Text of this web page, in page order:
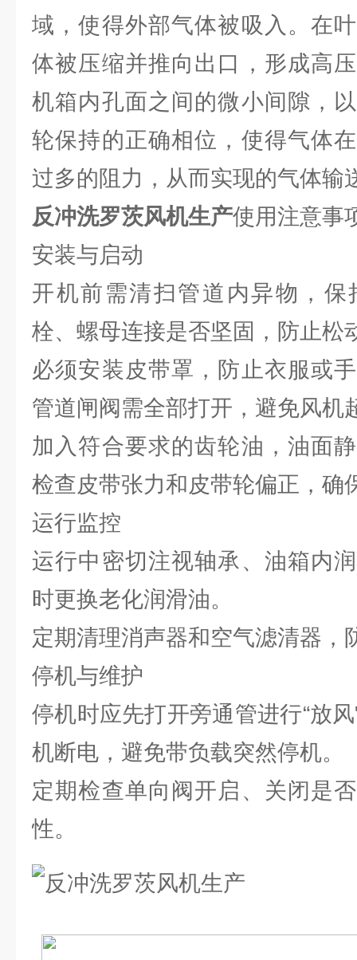
域，使得外部气体被吸入。在
体被压缩并推向出口，形成高
机箱内孔面之间的微小间隙，
轮保持的正确相位，使得气体
过多的阻力，从而实现的气体输
反冲洗罗茨风机生产使用注意事
安装与启动
开机前需清扫管道内异物，
栓、螺母连接是否坚固，防止松
必须安装皮带罩，防止衣服或
管道闸阀需全部打开，避免风机
加入符合要求的齿轮油，油面
检查皮带张力和皮带轮偏正，确
运行监控
运行中密切注视轴承、油箱内
时更换老化润滑油。
定期清理消声器和空气滤清器，
停机与维护
停机时应先打开旁通管进行“放
机断电，避免带负载突然停机。
定期检查单向阀开启、关闭是
性。